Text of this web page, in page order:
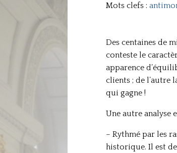
Mots clefs :
Des centaines de
conteste le
apparence
clients ; de l’autre
qui gagne !
Une autre analyse
– Rythmé par les
historique. Il est